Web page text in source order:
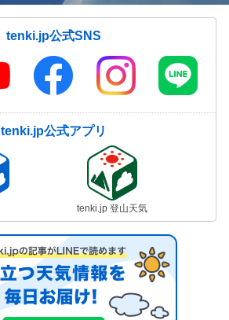
tenki.jp公式SNS
tenki.jp公式アプリ
tenki.jp 登山天気